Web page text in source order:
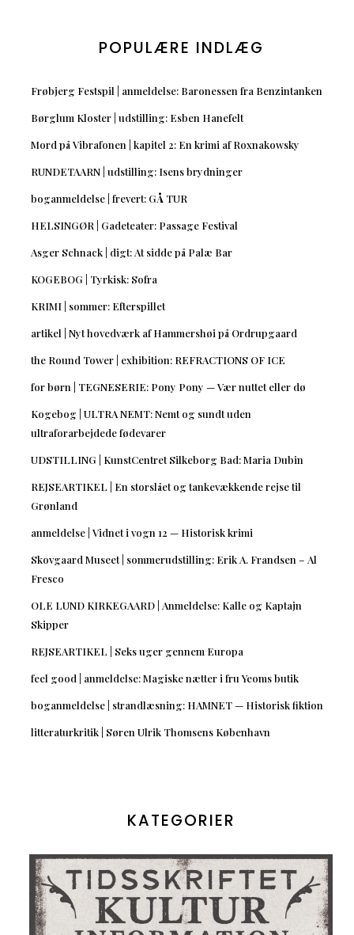
POPULÆRE INDLÆG
Frøbjerg Festspil | anmeldelse: Baronessen fra Benzintanken
Børglum Kloster | udstilling: Esben Hanefelt
Mord på Vibrafonen | kapitel 2: En krimi af Roxnakowsky
RUNDETAARN | udstilling: Isens brydninger
boganmeldelse | frevert: GÅ TUR
HELSINGØR | Gadeteater: Passage Festival
Asger Schnack | digt: At sidde på Palæ Bar
KOGEBOG | Tyrkisk: Sofra
KRIMI | sommer: Efterspillet
artikel | Nyt hovedværk af Hammershøi på Ordrupgaard
the Round Tower | exhibition: REFRACTIONS OF ICE
for børn | TEGNESERIE: Pony Pony — Vær nuttet eller dø
Kogebog | ULTRA NEMT: Nemt og sundt uden
ultraforarbejdede fødevarer
UDSTILLING | KunstCentret Silkeborg Bad: Maria Dubin
REJSEARTIKEL | En storslået og tankevækkende rejse til
Grønland
anmeldelse | Vidnet i vogn 12 — Historisk krimi
Skovgaard Museet | sommerudstilling: Erik A. Frandsen – Al
Fresco
OLE LUND KIRKEGAARD | Anmeldelse: Kalle og Kaptajn
Skipper
REJSEARTIKEL | Seks uger gennem Europa
feel good | anmeldelse: Magiske nætter i fru Yeoms butik
boganmeldelse | strandlæsning: HAMNET — Historisk fiktion
litteraturkritik | Søren Ulrik Thomsens København
KATEGORIER